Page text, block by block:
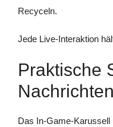
Recyceln.
Jede Live-Interaktion
Praktische
Das In-Game-